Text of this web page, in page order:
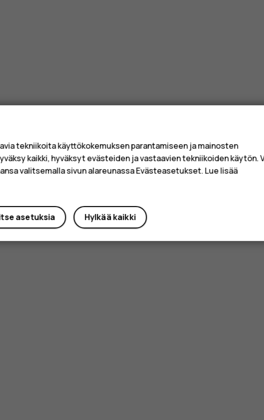
tekniikoita käyttökokemuksen parantamiseen ja mainosten
kaikki, hyväksyt evästeiden ja vastaavien tekniikoiden käytön.
valitsemalla sivun alareunassa Evästeasetukset. Lue lisää
Hylkää kaikki
asetuksia